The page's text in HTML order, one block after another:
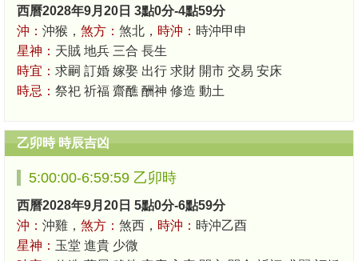
西曆2028年9月20日 3點0分-4點59分
沖： 沖猴， 煞方： 煞北， 時沖： 時沖甲申
星神： 天賊 地兵 三合 長生
時宜： 求嗣 訂婚 嫁娶 出行 求財 開市 交易 安床
時忌： 祭祀 祈福 齋醮 酬神 修造 動土
乙卯時 時辰吉凶
5:00:00-6:59:59 乙卯時
西曆2028年9月20日 5點0分-6點59分
沖： 沖雞， 煞方： 煞西， 時沖： 時沖乙酉
星神： 玉堂 進貴 少微